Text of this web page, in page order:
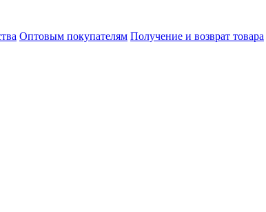
Оптовым покупателям Получение и возврат товара